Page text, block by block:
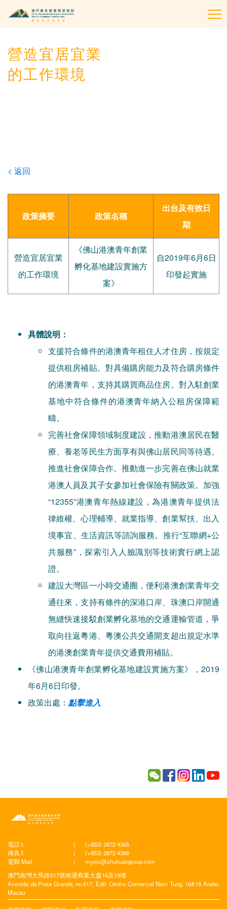
營造宜居宜業
的工作環境
< 返回
政策摘要 政策名稱
出台及有效日
期
營造宜居宜業
的工作環境
《佛山港澳青年創業
孵化基地建設實施方
案》
自2019年6月6日
印發起實施
具體說明：
支援符合條件的港澳青年租住人才住房，按規定
提供租房補貼。對具備購房能力及符合購房條件
的港澳青年，支持其購買商品住房。對入駐創業
基地中符合條件的港澳青年納入公租房保障範
疇。
完善社會保障領域制度建設，推動港澳居民在醫
療、養老等民生方面享有與佛山居民同等待遇。
推進社會保障合作。推動進一步完善在佛山就業
港澳人員及其子女參加社會保險有關政策。加強
“12355”港澳青年熱線建設，為港澳青年提供法
律維權、心理輔導、就業指導、創業幫扶、出入
境事宜、生活資訊等諮詢服務。推行“互聯網+公
共服務”，探索引入人臉識別等技術實行網上認
證。
建設大灣區一小時交通圈，便利港澳創業青年交
通往來，支持有條件的深港口岸、珠澳口岸開通
無縫快速接駁創業孵化基地的交通運輸管道，爭
取向往返粵港、粵澳公共交通開支超出規定水準
的港澳創業青年提供交通費用補貼。
《佛山港澳青年創業孵化基地建設實施方案》，2019
年6月6日印發。
政策出處： 點擊進入
電話 t. |
(+853) 2872 4365
傳真 f.
|
(+853) 2872 4366
電郵 Mail
|
myeic@zhukuangroup.com
澳門南灣大馬路517號南通商業大廈16及19樓
Avenida da Praia Grande, no.517, Edif. Centro Comercial Nam Tung, 16&19 Andar,
Macau